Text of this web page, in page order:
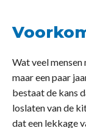
Wat veel
maar een paar
bestaat de kans
loslaten van de
dat een lekkage